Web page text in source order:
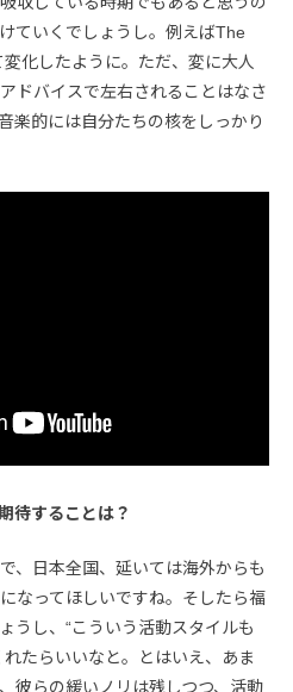
ていくでしょうし。例えばThe
化したように。ただ、変に大人
ドバイスで左右されることはなさ
楽的には自分たちの核をしっかり
することは？
、日本全国、延いては海外からも
なってほしいですね。そしたら福
うし、“こういう活動スタイルも
たらいいなと。とはいえ、あま
彼らの緩いノリは残しつつ、活動